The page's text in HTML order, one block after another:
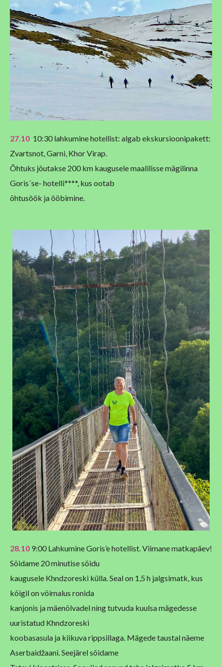
27.10 10:30 lahkumine hotellist: algab ekskursioonipakett:
Zvartsnot, Garni, Khor Virap.
Õhtuks jõutakse 200 km kaugusele maalilisse mägilinna
Goris´se- hotelli****, kus ootab
õhtusöök ja ööbimine.
28.10 9:00 Lahkumine Goris’e hotellist. Viimane matkapäev!
Sõidame 20 minutise sõidu
kaugusele Khndzoreski külla. Seal on 1,5 h jalgsimatk, kus
kõigil on võimalus ronida
kanjonis ja mäenõlvadel ning tutvuda kuulsa mägedesse
uuristatud Khndzoreski
koobasasula ja kiikuva rippsillaga. Mägede taustal näeme
Aserbaidžaani. Seejärel sõidame